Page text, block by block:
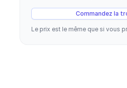
Commandez la
Le prix est le même que si vous